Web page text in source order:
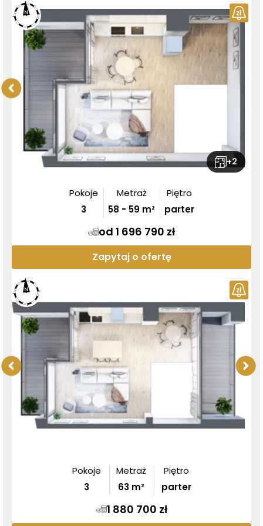
+2
Pokoje
3
Metraż
58 - 59 m²
Piętro
parter
od 1 696 790 zł
Zapytaj o ofertę
Pokoje
3
Metraż
63 m²
Piętro
parter
1 880 700 zł